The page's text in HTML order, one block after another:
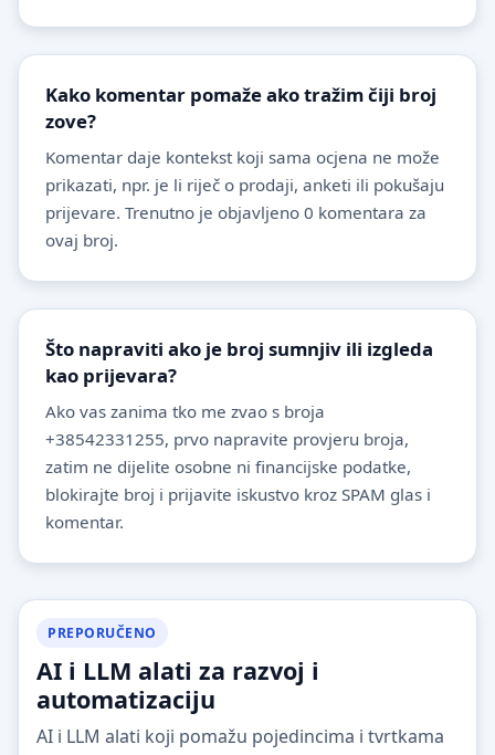
Kako komentar pomaže ako tražim čiji broj
zove?
Komentar daje kontekst koji sama ocjena ne može
prikazati, npr. je li riječ o prodaji, anketi ili pokušaju
prijevare. Trenutno je objavljeno 0 komentara za
ovaj broj.
Što napraviti ako je broj sumnjiv ili izgleda
kao prijevara?
Ako vas zanima tko me zvao s broja
+38542331255, prvo napravite provjeru broja,
zatim ne dijelite osobne ni financijske podatke,
blokirajte broj i prijavite iskustvo kroz SPAM glas i
komentar.
PREPORUČENO
AI i LLM alati za razvoj i
automatizaciju
AI i LLM alati koji pomažu pojedincima i tvrtkama